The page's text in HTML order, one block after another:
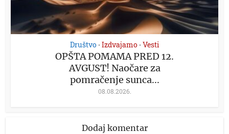
Društvo • Izdvajamo • Vesti
OPŠTA POMAMA PRED 12.
AVGUST! Naočare za
pomračenje sunca...
08.08.2026.
Dodaj komentar